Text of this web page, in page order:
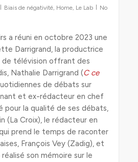
Biais de négativité, Home, Le Lab
No
a réuni en octobre 2023 une
Darrigrand, la productrice
de télévision offrant des
Nathalie Darrigrand (C ce
de débats sur
et ex-rédacteur en chef
pour la qualité de ses débats,
(La Croix), le rédacteur en
prend le temps de raconter
François Vey (Zadig), et
son mémoire sur le